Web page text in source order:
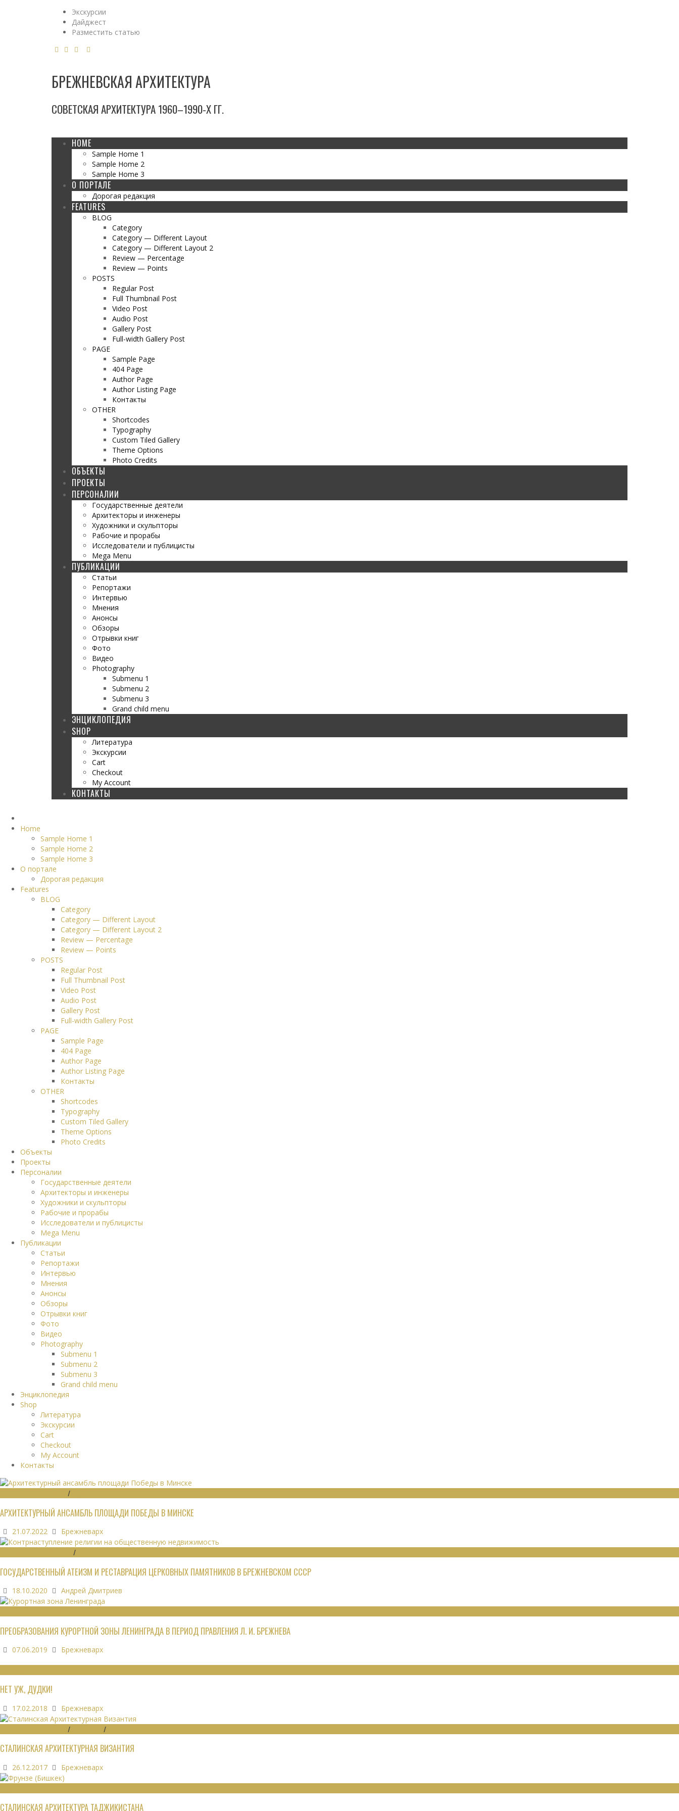
Экскурсии
Дайджест
Разместить статью
БРЕЖНЕВСКАЯ АРХИТЕКТУРА
СОВЕТСКАЯ АРХИТЕКТУРА 1960–1990-Х ГГ.
HOME
Sample Home 1
Sample Home 2
Sample Home 3
О ПОРТАЛЕ
Дорогая редакция
FEATURES
BLOG
Category
Category — Different Layout
Category — Different Layout 2
Review — Percentage
Review — Points
POSTS
Regular Post
Full Thumbnail Post
Video Post
Audio Post
Gallery Post
Full-width Gallery Post
PAGE
Sample Page
404 Page
Author Page
Author Listing Page
Контакты
OTHER
Shortcodes
Typography
Custom Tiled Gallery
Theme Options
Photo Credits
ОБЪЕКТЫ
ПРОЕКТЫ
ПЕРСОНАЛИИ
Государственные деятели
Архитекторы и инженеры
Художники и скульпторы
Рабочие и прорабы
Исследователи и публицисты
Mega Menu
ПУБЛИКАЦИИ
Статьи
Репортажи
Интервью
Мнения
Анонсы
Обзоры
Отрывки книг
Фото
Видео
Photography
Submenu 1
Submenu 2
Submenu 3
Grand child menu
ЭНЦИКЛОПЕДИЯ
SHOP
Литература
Экскурсии
Cart
Checkout
My Account
КОНТАКТЫ
Home
Sample Home 1
Sample Home 2
Sample Home 3
О портале
Дорогая редакция
Features
BLOG
Category
Category — Different Layout
Category — Different Layout 2
Review — Percentage
Review — Points
POSTS
Regular Post
Full Thumbnail Post
Video Post
Audio Post
Gallery Post
Full-width Gallery Post
PAGE
Sample Page
404 Page
Author Page
Author Listing Page
Контакты
OTHER
Shortcodes
Typography
Custom Tiled Gallery
Theme Options
Photo Credits
Объекты
Проекты
Персоналии
Государственные деятели
Архитекторы и инженеры
Художники и скульпторы
Рабочие и прорабы
Исследователи и публицисты
Mega Menu
Публикации
Статьи
Репортажи
Интервью
Мнения
Анонсы
Обзоры
Отрывки книг
Фото
Видео
Photography
Submenu 1
Submenu 2
Submenu 3
Grand child menu
Энциклопедия
Shop
Литература
Экскурсии
Cart
Checkout
My Account
Контакты
/
АРХИТЕКТУРНЫЙ АНСАМБЛЬ ПЛОЩАДИ ПОБЕДЫ В МИНСКЕ
21.07.2022 Брежневарх
/
ГОСУДАРСТВЕННЫЙ АТЕИЗМ И РЕСТАВРАЦИЯ ЦЕРКОВНЫХ ПАМЯТНИКОВ В БРЕЖНЕВСКОМ СССР
18.10.2020 Андрей Дмитриев
ПРЕОБРАЗОВАНИЯ КУРОРТНОЙ ЗОНЫ ЛЕНИНГРАДА В ПЕРИОД ПРАВЛЕНИЯ Л. И. БРЕЖНЕВА
07.06.2019 Брежневарх
НЕТ УЖ, ДУДКИ!
17.02.2018 Брежневарх
/ /
СТАЛИНСКАЯ АРХИТЕКТУРНАЯ ВИЗАНТИЯ
26.12.2017 Брежневарх
СТАЛИНСКАЯ АРХИТЕКТУРА ТАДЖИКИСТАНА